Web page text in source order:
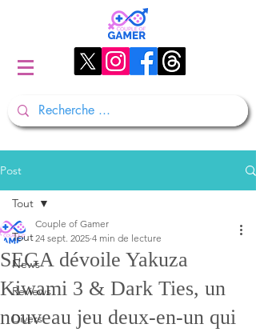
Post
Tout
News
Reviews
Divers
Tout
SEGA dévoile Yakuza
Kiwami 3 & Dark Ties, un
nouveau jeu deux-en-un qui
Couple of Gamer
24 sept. 2025 4 min de lecture